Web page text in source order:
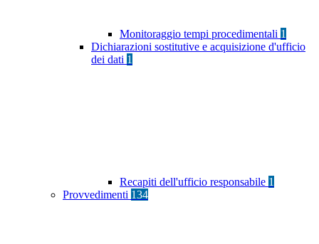
Monitoraggio tempi procedimentali 1
Dichiarazioni sostitutive e acquisizione d'ufficio
dei dati 1
Recapiti dell'ufficio responsabile 1
Provvedimenti 134